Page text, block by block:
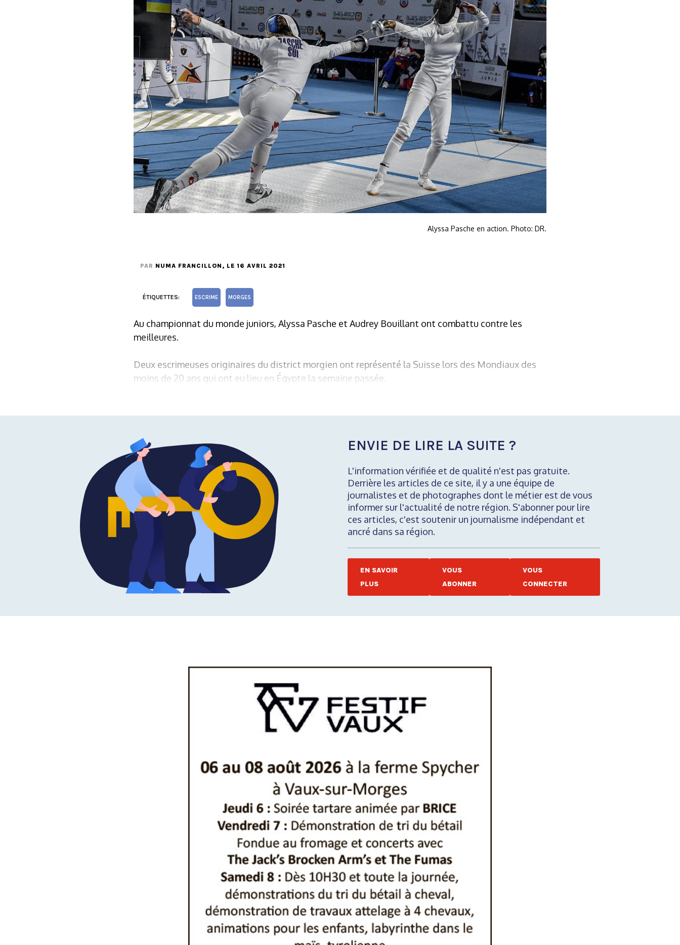
Alyssa Pasche en action. Photo: DR.
PAR NUMA FRANCILLON , LE 16 AVRIL 2021
ÉTIQUETTES: ESCRIME MORGES
Au championnat du monde juniors, Alyssa Pasche et Audrey Bouillant ont combattu contre les
meilleures.
Deux escrimeuses originaires du district morgien ont représenté la Suisse lors des Mondiaux des
moins de 20 ans qui ont eu lieu en Égypte la semaine passée.
ENVIE DE LIRE LA SUITE ?
L'information vérifiée et de qualité n'est pas gratuite.
Derrière les articles de ce site, il y a une équipe de
journalistes et de photographes dont le métier est de vous
informer sur l'actualité de notre région. S'abonner pour lire
ces articles, c'est soutenir un journalisme indépendant et
ancré dans sa région.
EN SAVOIR
PLUS
VOUS
ABONNER
VOUS
CONNECTER